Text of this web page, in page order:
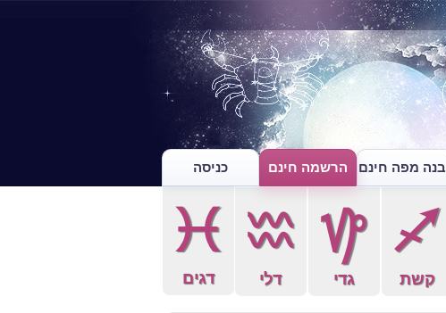
בנה מפה חינם הרשמה חינם כניסה
l
קשת
z
גדי
x
דלי
c
דגים